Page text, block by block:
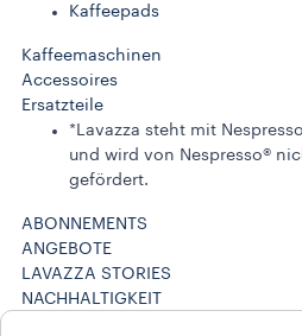
Kaffeepads
Kaffeemaschinen
Accessoires
Ersatzteile
*Lavazza steht mit
und wird von Nespresso®
gefördert.
ABONNEMENTS
ANGEBOTE
LAVAZZA STORIES
NACHHALTIGKEIT